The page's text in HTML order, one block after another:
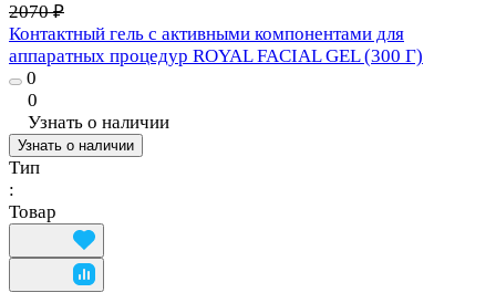
2070 ₽
Контактный гель с активными компонентами для
аппаратных процедур ROYAL FACIAL GEL (300 Г)
0
0
Узнать о наличии
Узнать о наличии
Тип
:
Товар